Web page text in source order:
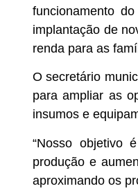
funcionamento
implantação de
renda para as
O secretário
para ampliar as
insumos e
“Nosso objetivo
produção e
aproximando os